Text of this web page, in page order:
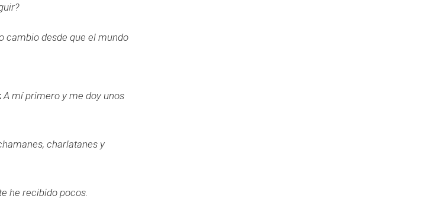
cambio desde que el mundo
A mí primero y me doy unos
charlatanes y
he recibido pocos.